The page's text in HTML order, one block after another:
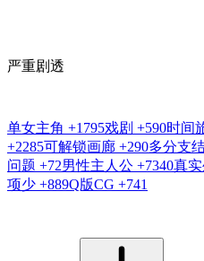
严重剧透
单女主角 +1795戏剧 +590时间
+2285可解锁画廊 +290多分支
问题 +72男性主人公 +7340真
项少 +889Q版CG +741